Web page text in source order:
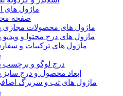
ماژول های
صفحه
ماژول های محصولات مجازی
ماژول های درج محتوا و
ماژول های ترکیبات و
درج لوگو و برچسب
ابعاد محصول و درج
ماژول های تب و سربرگ